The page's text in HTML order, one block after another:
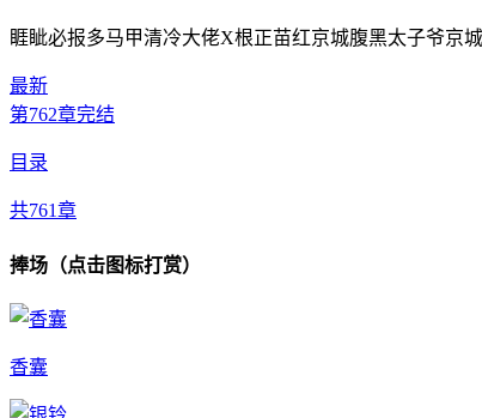
睚眦必报多马甲清冷大佬X根正苗红京城腹黑太子爷京
最新
第762章完结
目录
共761章
捧场（点击图标打赏）
香囊